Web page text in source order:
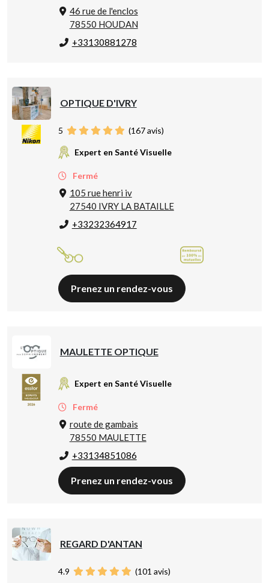
46 rue de l'enclos
78550 HOUDAN
+33130881278
OPTIQUE D'IVRY
5 (167avis)
Expert en Santé Visuelle
Fermé
105 rue henri iv
27540 IVRY LA BATAILLE
+33232364917
Prenez un rendez-vous
MAULETTE OPTIQUE
Expert en Santé Visuelle
Fermé
route de gambais
78550 MAULETTE
+33134851086
Prenez un rendez-vous
REGARD D'ANTAN
4.9 (101 avis)